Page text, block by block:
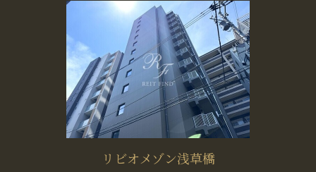
リビオメゾン浅草橋